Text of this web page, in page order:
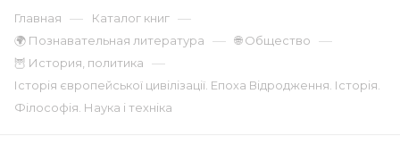
Главная — Каталог книг —
🌍 Познавательная литература — 🌐 Общество —
🦉 История, политика —
Історія європейської цивілізації. Епоха Відродження. Історія.
Філософія. Наука і техніка